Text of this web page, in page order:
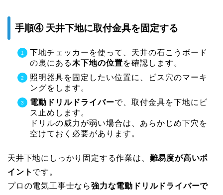
手順④ 天井下地に取付金具を固定する
下地チェッカーを使って、天井の石こうボード
の裏にある木下地の位置を確認します。
照明器具を固定したい位置に、ビス穴のマーキ
ングをします。
電動ドリルドライバーで、取付金具を下地にビ
ス止めします。
ドリルの威力が弱い場合は、あらかじめ下穴を
空けておく必要があります。
天井下地にしっかり固定する作業は、 難易度が高いポ
イント です。
プロの電気工事士なら強力な電動ドリルドライバーで